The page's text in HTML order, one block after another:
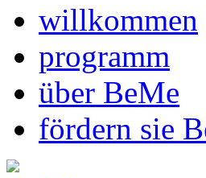
willkommen
programm
über BeMe
fördern sie